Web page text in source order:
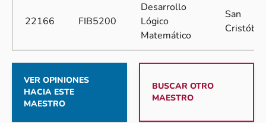
22166 FIB5200
Desarrollo
Lógico
Matemático
San
Cristóbal
VER OPINIONES
HACIA ESTE
MAESTRO
BUSCAR OTRO
MAESTRO